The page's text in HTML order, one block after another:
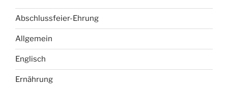
Abschlussfeier-Ehrung
Allgemein
Englisch
Ernährung